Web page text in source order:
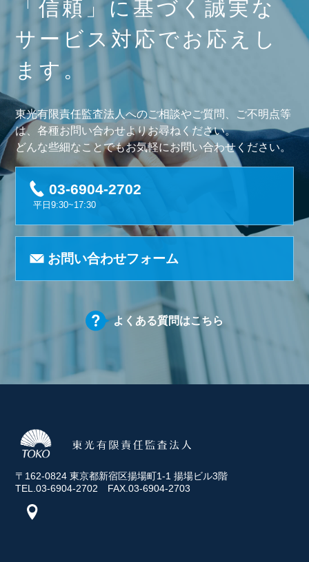
「信頼」に基づく誠実な
サービス対応でお応えし
ます。
東光有限責任監査法人へのご相談やご質問、ご不明点等
は、各種お問い合わせよりお尋ねください。
どんな些細なことでもお気軽にお問い合わせください。
03-6904-2702
平日9:30~17:30
お問い合わせフォーム
よくある質問はこちら
〒162-0824 東京都新宿区揚場町1-1 揚場ビル3階
TEL.03-6904-2702 FAX.03-6904-2703